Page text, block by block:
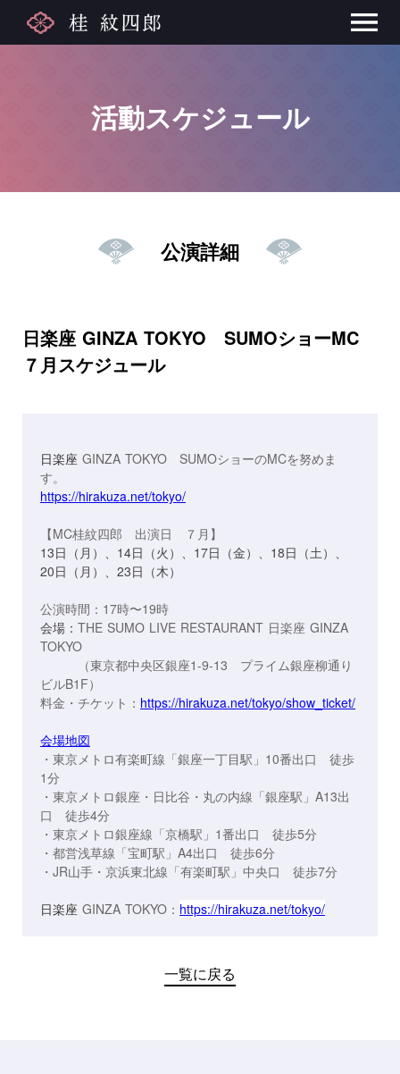
活動スケジュール
公演詳細
日楽座 GINZA TOKYO SUMOショーMC
７月スケジュール
日楽座 GINZA TOKYO
SUMOショーのMCを努めま
す。
https://hirakuza.net/tokyo/
【MC桂紋四郎 出演日 ７月】
13日（月）、14日（火）、17日（金）、18日（土）、
20日（月）、23日（木）
公演時間：17時〜19時
会場： THE SUMO LIVE RESTAURANT 日楽座 GINZA
TOKYO
（東京都中央区銀座1-9-13 プライム銀座柳通り
ビルB1F）
料金・チケット： https://hirakuza.net/tokyo/show_ticket/
会場地図
・東京メトロ有楽町線「銀座一丁目駅」10番出口 徒歩
1分
・東京メトロ銀座・日比谷・丸の内線「銀座駅」A13出
口 徒歩4分
・東京メトロ銀座線「京橋駅」1番出口 徒歩5分
・都営浅草線「宝町駅」A4出口 徒歩6分
・JR山手・京浜東北線「有楽町駅」中央口 徒歩7分
日楽座 GINZA TOKYO： https://hirakuza.net/tokyo/
一覧に戻る